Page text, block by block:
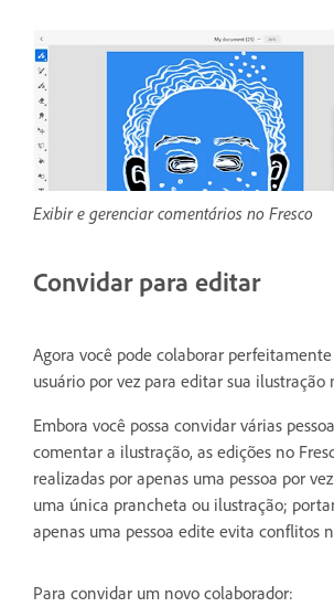
Exibir e gerenciar comentários no Fresco
Convidar para editar
Agora você pode colaborar
usuário por vez para editar sua ilustração
Embora você possa convidar várias
comentar a ilustração, as edições no
realizadas por apenas uma pessoa por
uma única prancheta ou ilustração;
apenas uma pessoa edite evita conflitos
Para convidar um novo colaborador: